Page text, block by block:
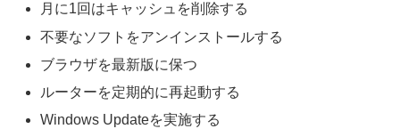
月に1回はキャッシュを削除する
不要なソフトをアンインストールする
ブラウザを最新版に保つ
ルーターを定期的に再起動する
Windows Updateを実施する